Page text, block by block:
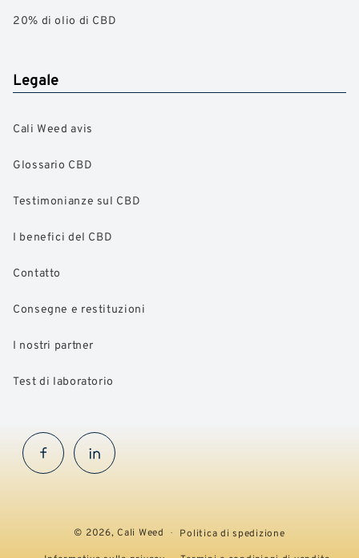
20% di olio di CBD
Legale
Cali Weed avis
Glossario CBD
Testimonianze sul CBD
I benefici del CBD
Contatto
Consegne e restituzioni
I nostri partner
Test di laboratorio
FacebookInstaGram
© 2026,Cali Weed
Politica di spedizione